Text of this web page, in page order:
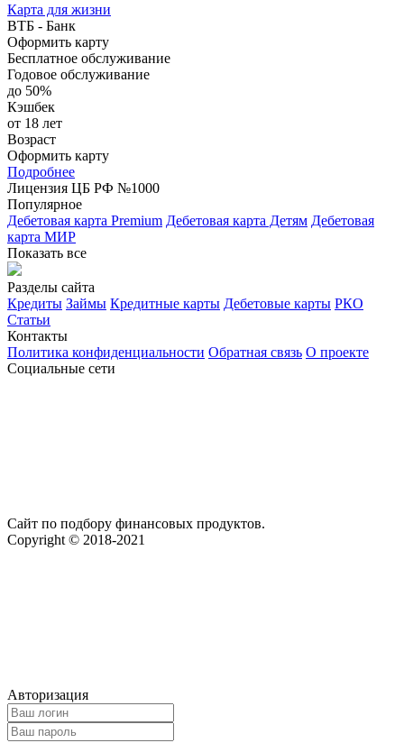
Карта для жизни
ВТБ - Банк
Оформить карту
Бесплатное обслуживание
Годовое обслуживание
до 50%
Кэшбек
от 18 лет
Возраст
Оформить карту
Подробнее
Лицензия ЦБ РФ №1000
Популярное
Дебетовая карта Premium Дебетовая карта Детям Дебетовая
карта МИР
Показать все
Разделы сайта
Кредиты Займы Кредитные карты Дебетовые карты РКО
Статьи
Контакты
Политика конфиденциальности Обратная связь О проекте
Социальные сети
Сайт по подбору финансовых продуктов.
Copyright © 2018-2021
Авторизация